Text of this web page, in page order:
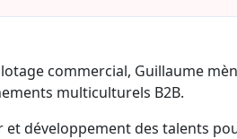
commercial, Guillaume
multiculturels B2B.
développement des talents